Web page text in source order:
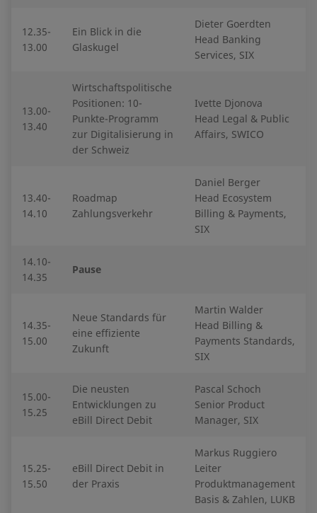
12.35-
13.00
Ein Blick in die
Glaskugel
Dieter Goerdten
Head Banking
Services, SIX
13.00-
13.40
Wirtschaftspolitische
Positionen: 10-
Punkte-Programm
zur Digitalisierung in
der Schweiz
Ivette Djonova
Head Legal & Public
Affairs, SWICO
13.40-
14.10
Roadmap
Zahlungsverkehr
Daniel Berger
Head Ecosystem
Billing & Payments,
SIX
14.10-
14.35
Pause
14.35-
15.00
Neue Standards für
eine effiziente
Zukunft
Martin Walder
Head Billing &
Payments Standards,
SIX
15.00-
15.25
Die neusten
Entwicklungen zu
eBill Direct Debit
Pascal Schoch
Senior Product
Manager, SIX
15.25-
15.50
eBill Direct Debit in
der Praxis
Markus Ruggiero
Leiter
Produktmanagement
Basis & Zahlen, LUKB